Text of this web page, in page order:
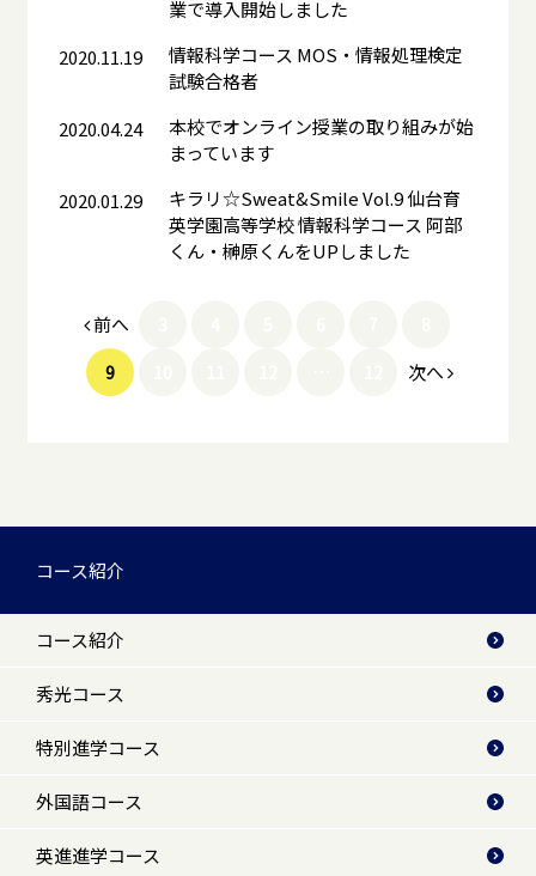
業で導入開始しました
2020.11.19
情報科学コース MOS・情報処理検定
試験合格者
2020.04.24
本校でオンライン授業の取り組みが始
まっています
2020.01.29
キラリ☆Sweat&Smile Vol.9 仙台育
英学園高等学校 情報科学コース 阿部
くん・榊原くんをUPしました
前へ
9
次へ
コース紹介
コース紹介
秀光コース
特別進学コース
外国語コース
英進進学コース